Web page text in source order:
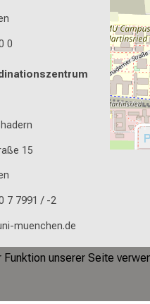
Funktion unserer Seite
0
15
7 7991 / -2
muenchen.de